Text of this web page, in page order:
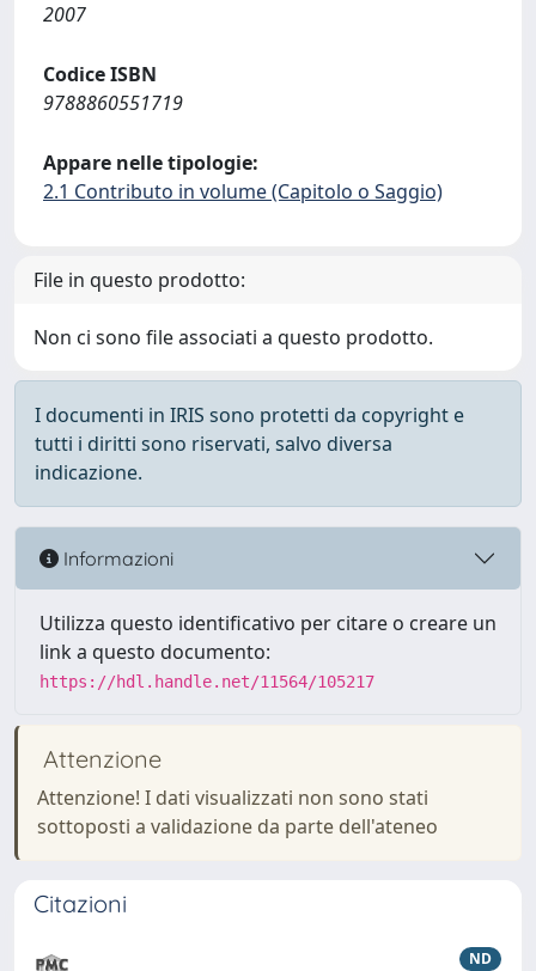
2007
Codice ISBN
9788860551719
Appare nelle tipologie:
2.1 Contributo in volume (Capitolo o Saggio)
File in questo prodotto:
Non ci sono file associati a questo prodotto.
I documenti in IRIS sono protetti da copyright e
tutti i diritti sono riservati, salvo diversa
indicazione.
Informazioni
Utilizza questo identificativo per citare o creare un
link a questo documento:
https://hdl.handle.net/11564/105217
Attenzione
Attenzione! I dati visualizzati non sono stati
sottoposti a validazione da parte dell'ateneo
Citazioni
ND